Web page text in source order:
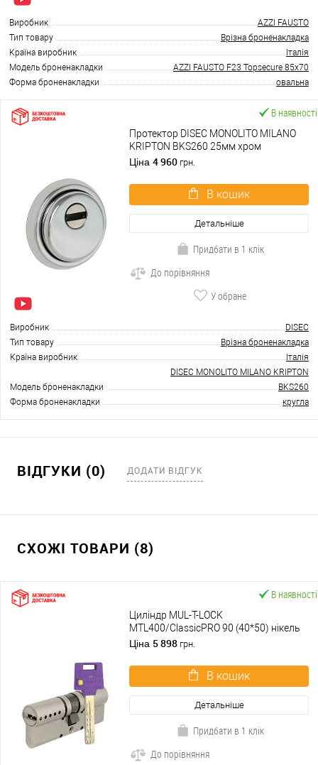
Виробник
AZZI FAUSTO
Тип товару
Врізна броненакладка
Країна виробник
Італія
Модель броненакладки
AZZI FAUSTO F23 Topsecure 85x70
Форма броненакладки
овальна
В наявності
Протектор DISEC MONOLITO MILANO
KRIPTON BKS260 25мм хром
полірований
Ціна 4 960 грн.
В кошик
Детальніше
Придбати в 1 клік
До порівняння
У обране
Виробник
DISEC
Тип товару
Врізна броненакладка
Країна виробник
Італія
Модель броненакладки
DISEC MONOLITO MILANO KRIPTON
BKS260
Форма броненакладки
кругла
ВІДГУКИ (0) ДОДАТИ ВІДГУК
СХОЖІ ТОВАРИ (8)
В наявності
Циліндр MUL-T-LOCK
MTL400/ClassicPRO 90 (40*50) нікель
сатин
Ціна 5 898 грн.
В кошик
Детальніше
Придбати в 1 клік
До порівняння